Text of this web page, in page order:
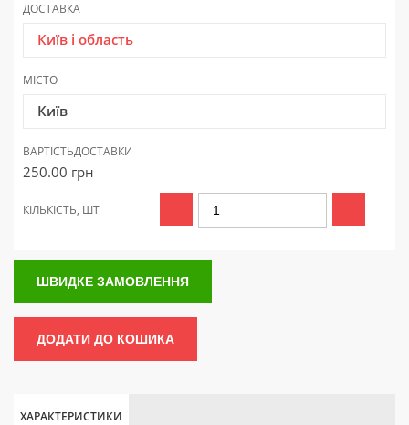
ДОСТАВКА
Київ і область
МІСТО
Київ
ВАРТІСТЬДОСТАВКИ
250.00 грн
КІЛЬКІСТЬ, ШТ
ШВИДКЕ ЗАМОВЛЕННЯ
ДОДАТИ ДО КОШИКА
ХАРАКТЕРИСТИКИ